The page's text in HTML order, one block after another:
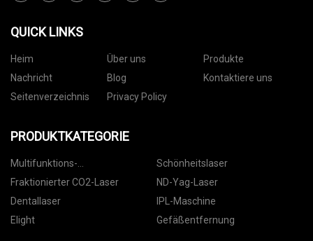
QUICK LINKS
Heim Über uns
Produkte
Nachricht
Blog
Kontaktiere uns
Seitenverzeichnis
Privacy Policy
PRODUKTKATEGORIE
Multifunktions-
Schönheitsmaschine
Schönheitslaser
Fraktionierter CO2-Laser
ND-Yag-Laser
Dentallaser
IPL-Maschine
Elight
Gefäßentfernung